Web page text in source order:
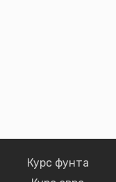
Курс фунта